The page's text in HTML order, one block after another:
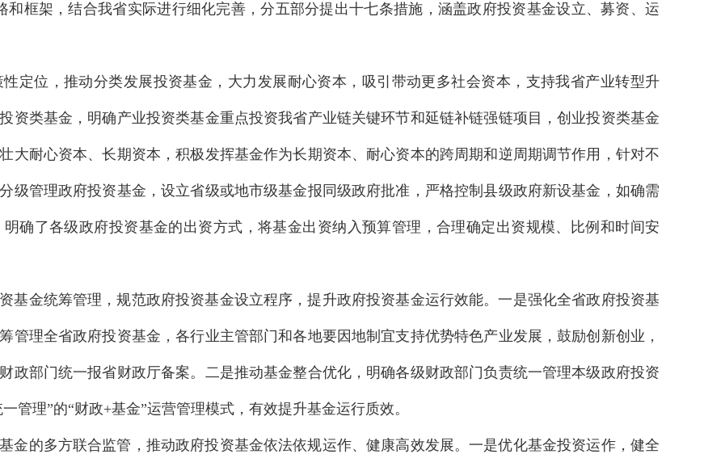
和框架，结合我省实际进行细化完善，分五部分提出十七条措施，涵盖政府投资基金设立、募资、运
定位，推动分类发展投资基金，大力发展耐心资本，吸引带动更多社会资本，支持我省产业转型升
资类基金，明确产业投资类基金重点投资我省产业链关键环节和延链补链强链项目，创业投资类基金
大耐心资本、长期资本，积极发挥基金作为长期资本、耐心资本的跨周期和逆周期调节作用，针对不
级管理政府投资基金，设立省级或地市级基金报同级政府批准，严格控制县级政府新设基金，如确需
确了各级政府投资基金的出资方式，将基金出资纳入预算管理，合理确定出资规模、比例和时间安
基金统筹管理，规范政府投资基金设立程序，提升政府投资基金运行效能。一是强化全省政府投资基
管理全省政府投资基金，各行业主管部门和各地要因地制宜支持优势特色产业发展，鼓励创新创业，
政部门统一报省财政厅备案。二是推动基金整合优化，明确各级财政部门负责统一管理本级政府投资
管理”的“财政+基金”运营管理模式，有效提升基金运行质效。
金的多方联合监管，推动政府投资基金依法依规运作、健康高效发展。一是优化基金投资运作，健全